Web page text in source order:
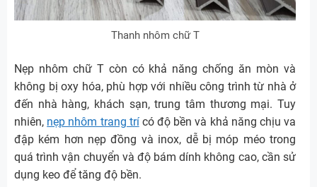
Thanh nhôm chữ T
Nẹp nhôm chữ T còn có khả năng chống ăn mòn và
không bị oxy hóa, phù hợp với nhiều công trình từ nhà ở
đến nhà hàng, khách sạn, trung tâm thương mại. Tuy
nhiên, nẹp nhôm trang trícó độ bền và khả năng chịu va
đập kém hơn nẹp đồng và inox, dễ bị móp méo trong
quá trình vận chuyển và độ bám dính không cao, cần sử
dụng keo để tăng độ bền.